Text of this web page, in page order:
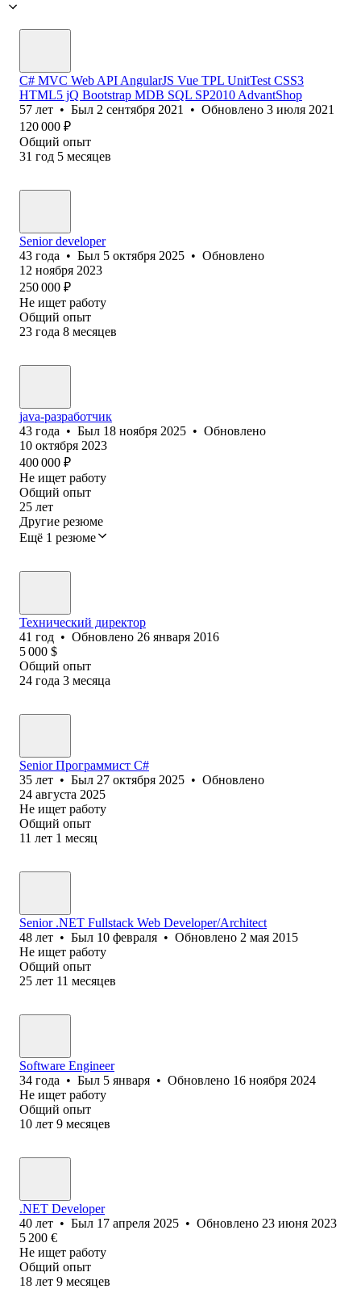
C# MVC Web API AngularJS Vue TPL UnitTest CSS3
HTML5 jQ Bootstrap MDB SQL SP2010 AdvantShop
57 лет • Был 2 сентября 2021 • Обновлено 3 июля 2021
120 000 ₽
Общий опыт
31 год 5 месяцев
Senior developer
43 года • Был 5 октября 2025 • Обновлено
12 ноября 2023
250 000 ₽
Не ищет работу
Общий опыт
23 года 8 месяцев
java-разработчик
43 года • Был 18 ноября 2025 • Обновлено
10 октября 2023
400 000 ₽
Не ищет работу
Общий опыт
25 лет
Другие резюме
Ещё 1 резюме
Технический директор
41 год • Обновлено 26 января 2016
5 000 $
Общий опыт
24 года 3 месяца
Senior Программист C#
35 лет • Был 27 октября 2025 • Обновлено
24 августа 2025
Не ищет работу
Общий опыт
11 лет 1 месяц
Senior .NET Fullstack Web Developer/Architect
48 лет • Был 10 февраля • Обновлено 2 мая 2015
Не ищет работу
Общий опыт
25 лет 11 месяцев
Software Engineer
34 года • Был 5 января • Обновлено 16 ноября 2024
Не ищет работу
Общий опыт
10 лет 9 месяцев
.NET Developer
40 лет • Был 17 апреля 2025 • Обновлено 23 июня 2023
5 200 €
Не ищет работу
Общий опыт
18 лет 9 месяцев